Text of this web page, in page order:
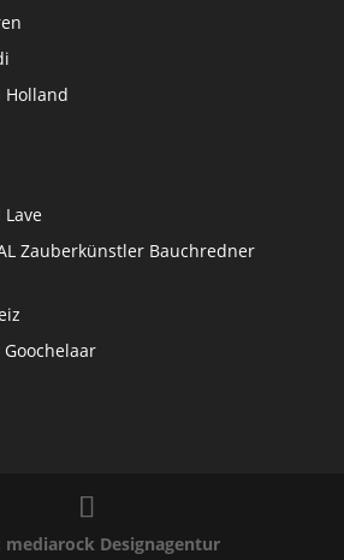
Holland
Zauberkünstler Bauchredner
mediarock Designagentur